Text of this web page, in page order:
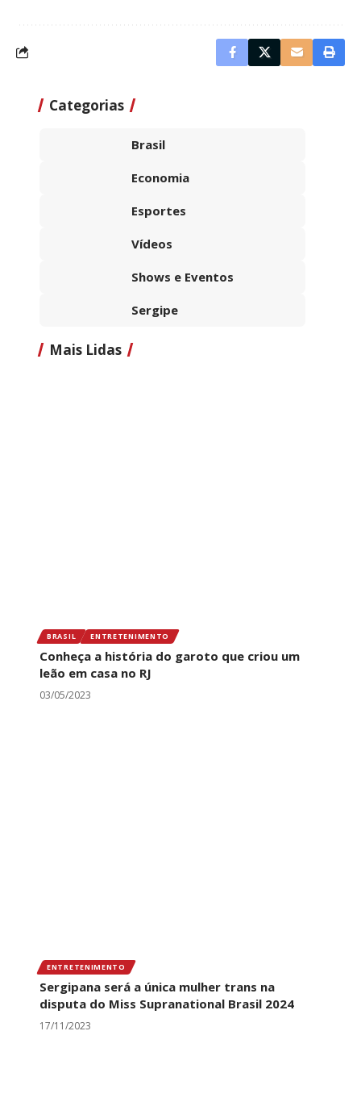
Categorias
Brasil
Economia
Esportes
Vídeos
Shows e Eventos
Sergipe
Mais Lidas
BRASIL ENTRETENIMENTO
Conheça a história do garoto que criou um
leão em casa no RJ
03/05/2023
ENTRETENIMENTO
Sergipana será a única mulher trans na
disputa do Miss Supranational Brasil 2024
17/11/2023